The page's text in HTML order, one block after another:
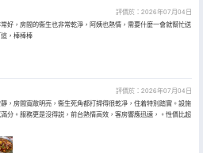
評價於：2026年07月04日
好，房間的衞生也非常乾淨，阿姨也熱情，需要什麼一會就幫忙送
，棒棒棒
評價於：2026年07月04日
，房間寬敞明亮，衞生死角都打掃得很乾凈，住着特別踏實。設施
分。服務更是沒得説，前台熱情高效，客房響應迅速，。性價比超